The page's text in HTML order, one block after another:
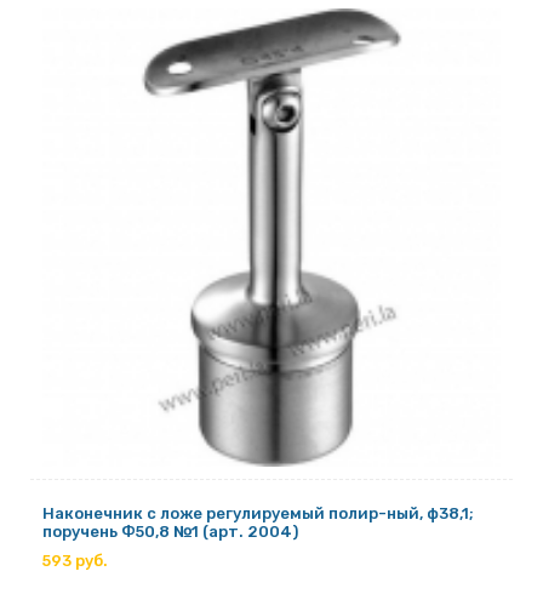
Наконечник с ложе регулируемый полир-ный, ф38,1;
поручень Ф50,8 №1 (арт. 2004)
593 руб.